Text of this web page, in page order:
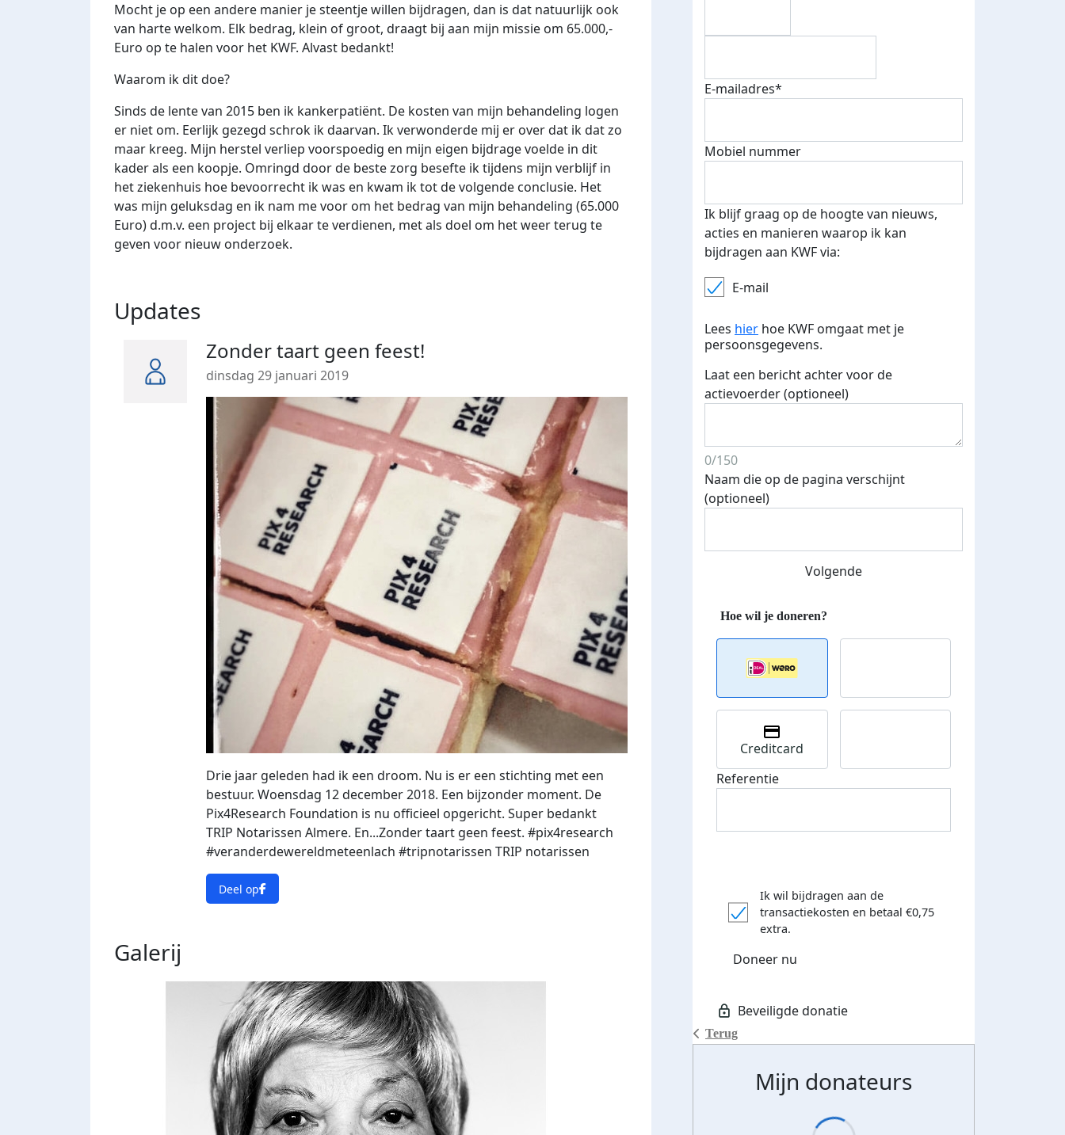
Mocht je op een andere manier je steentje willen bijdragen, dan is dat natuurlijk ook
van harte welkom. Elk bedrag, klein of groot, draagt bij aan mijn missie om 65.000,-
Euro op te halen voor het KWF. Alvast bedankt!
Waarom ik dit doe?
Sinds de lente van 2015 ben ik kankerpatiënt. De kosten van mijn behandeling logen
er niet om. Eerlijk gezegd schrok ik daarvan. Ik verwonderde mij er over dat ik dat zo
maar kreeg. Mijn herstel verliep voorspoedig en mijn eigen bijdrage voelde in dit
kader als een koopje. Omringd door de beste zorg besefte ik tijdens mijn verblijf in
het ziekenhuis hoe bevoorrecht ik was en kwam ik tot de volgende conclusie. Het
was mijn geluksdag en ik nam me voor om het bedrag van mijn behandeling (65.000
Euro) d.m.v. een project bij elkaar te verdienen, met als doel om het weer terug te
geven voor nieuw onderzoek.
Updates
Zonder taart geen feest!
dinsdag 29 januari 2019
Drie jaar geleden had ik een droom. Nu is er een stichting met een
bestuur. Woensdag 12 december 2018. Een bijzonder moment. De
Pix4Research Foundation is nu officieel opgericht. Super bedankt
TRIP Notarissen Almere. En...Zonder taart geen feest. #pix4research
#veranderdewereldmeteenlach #tripnotarissen TRIP notarissen​
Deel op
Galerij
E-mailadres*
Mobiel nummer
Ik blijf graag op de hoogte van nieuws,
acties en manieren waarop ik kan
bijdragen aan KWF via:
E-mail
Lees hier hoe KWF omgaat met je
persoonsgegevens.
Laat een bericht achter voor de
actievoerder (optioneel)
0/150
Naam die op de pagina verschijnt
(optioneel)
Volgende
Terug
Creditcard
Referentie
Ik wil bijdragen aan de
transactiekosten en betaal €0,75
extra.
Doneer nu
Mijn donateurs